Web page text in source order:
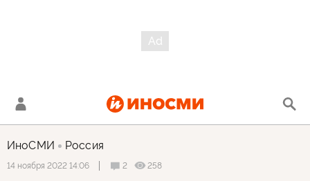
ИноСМИ Россия
14 ноября 2022 14:06 2 258